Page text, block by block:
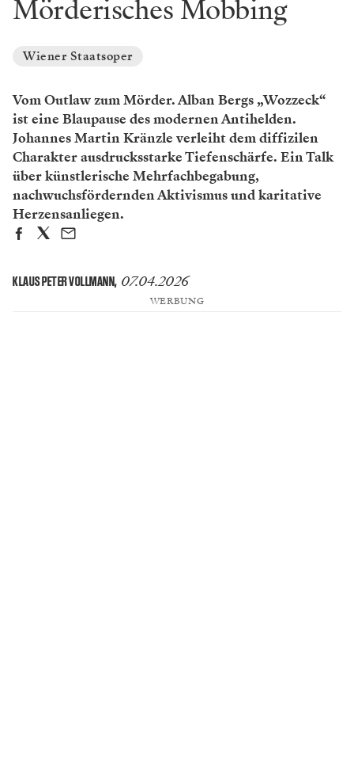
Mörderisches Mobbing
Wiener Staatsoper
Vom Outlaw zum Mörder. Alban Bergs „Wozzeck“
ist eine Blaupause des modernen Antihelden.
Johannes Martin Kränzle verleiht dem diffizilen
Charakter ausdrucksstarke Tiefenschärfe. Ein Talk
über künstlerische Mehrfachbegabung,
nachwuchsfördernden Aktivismus und karitative
Herzensanliegen.
KLAUS PETER VOLLMANN, 07.04.2026
WERBUNG